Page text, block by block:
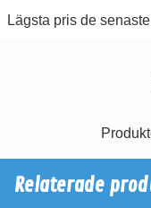
Lägsta pris de
Relaterade